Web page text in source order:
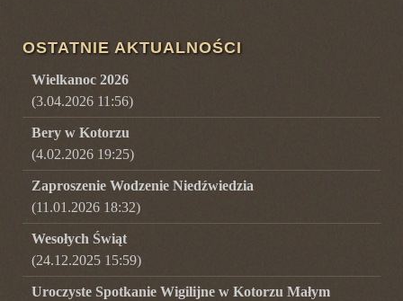
OSTATNIE AKTUALNOŚCI
Wielkanoc 2026
(3.04.2026 11:56)
Bery w Kotorzu
(4.02.2026 19:25)
Zaproszenie Wodzenie Niedźwiedzia
(11.01.2026 18:32)
Wesołych Świąt
(24.12.2025 15:59)
Uroczyste Spotkanie Wigilijne w Kotorzu Małym